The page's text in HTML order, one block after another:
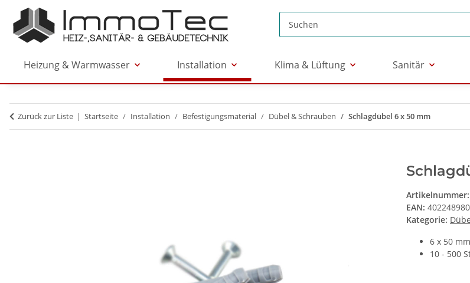
Heizung & Warmwasser Installation Klima & Lüftung Sanitär
Zurück zur Liste Startseite Installation Befestigungsmaterial Dübel & Schrauben Schlagdübel 6 x 50 mm
Artikelnummer:
EAN:
Kategorie:
6 x 50 mm
10 - 500